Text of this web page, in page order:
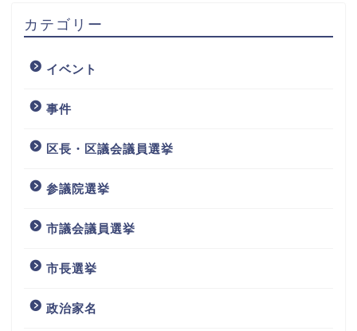
カテゴリー
イベント
事件
区長・区議会議員選挙
参議院選挙
市議会議員選挙
市長選挙
政治家名